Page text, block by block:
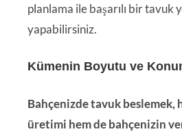
planlama ile başarılı bir tavuk
yapabilirsiniz.
Kümenin Boyutu ve
Bahçenizde tavuk beslemek,
üretimi hem de bahçenizin